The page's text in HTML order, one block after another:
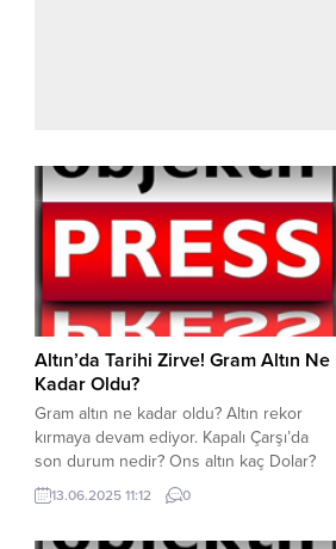
Altın’da Tarihi Zirve! Gram Altın Ne
Kadar Oldu?
Gram altın ne kadar oldu? Altın rekor
kırmaya devam ediyor. Kapalı Çarşı’da
son durum nedir? Ons altın kaç Dolar?
Ortadoğu’daki gelişmeler, İsrail’in, İran’a
saldırmasıyla altın yükselişe geçti.
13.06.2025 11:12 0